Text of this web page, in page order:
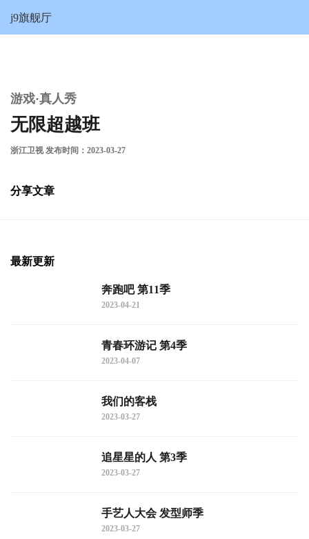
无限超越班-j9旗舰厅
j9旗舰厅
游戏·真人秀
无限超越班
浙江卫视 发布时间：2023-03-27
分享文章
最新更新
奔跑吧 第11季
2023-04-21
青春环游记 第4季
2023-04-07
我们的客栈
2023-03-27
追星星的人 第3季
2023-03-27
手艺人大会 发型师季
2023-03-27